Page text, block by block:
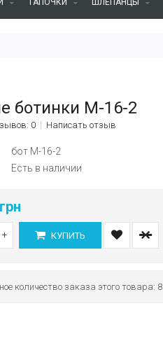
ТАПОЧКИ ШЛЕПАНЦЫ
ботинки M-16-2
0 Написать отзыв
бот M-16-2
Есть в наличии
+ КУПИТЬ
количество заказа этого товара: 8